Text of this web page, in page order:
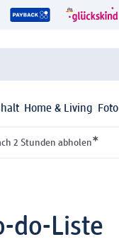
Home & Living Foto
2 Stunden abholen*
do-Liste